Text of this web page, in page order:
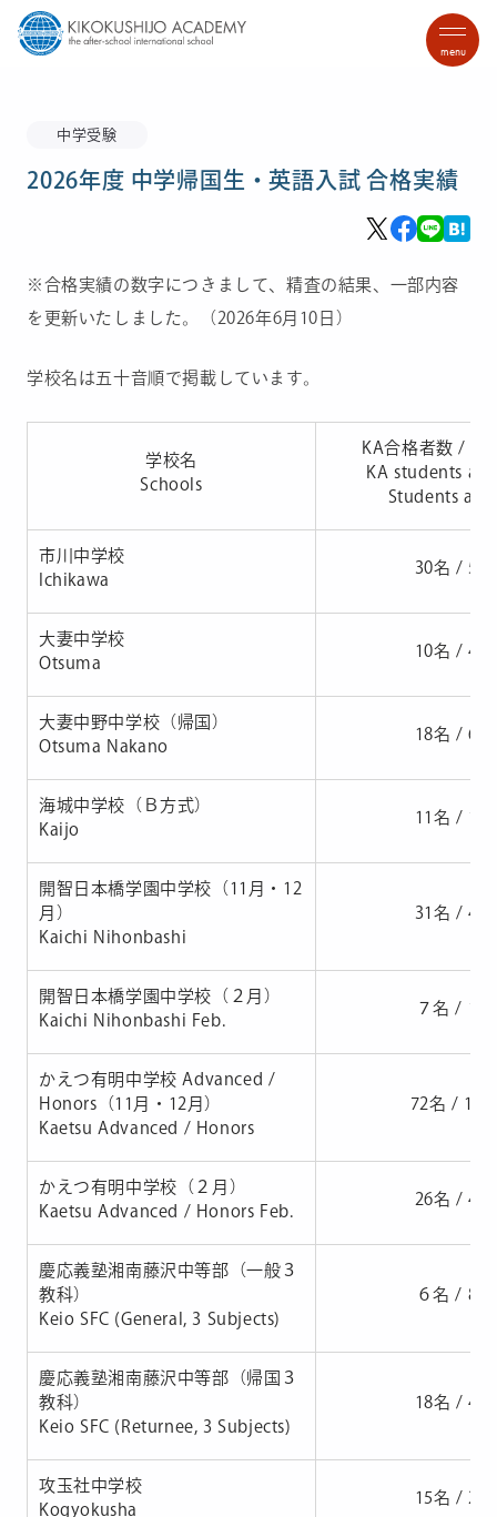
menu
中学受験
2026年度 中学帰国生・英語入試 合格実績
※合格実績の数字につきまして、精査の結果、一部内容
を更新いたしました。（2026年6月10日）
学校名は五十音順で掲載しています。
学校名
Schools
KA合格者数 / 総
KA students
Students
市川中学校
Ichikawa
30名 / 53
大妻中学校
Otsuma
10名 / 41
大妻中野中学校（帰国）
Otsuma Nakano
18名 / 65
海城中学校（Ｂ方式）
Kaijo
11名 / 19
開智日本橋学園中学校（11月・12
月）
Kaichi Nihonbashi
31名 / 47
開智日本橋学園中学校（２月）
Kaichi Nihonbashi Feb.
７名 / 16
かえつ有明中学校 Advanced /
Honors（11月・12月）
Kaetsu Advanced / Honors
72名 / 103
かえつ有明中学校（２月）
Kaetsu Advanced / Honors Feb.
26名 / 40
慶応義塾湘南藤沢中等部（一般３
教科）
Keio SFC (General, 3 Subjects)
６名 / 86
慶応義塾湘南藤沢中等部（帰国３
教科）
Keio SFC (Returnee, 3 Subjects)
18名 / 46
攻玉社中学校
Kogyokusha
15名 / 23